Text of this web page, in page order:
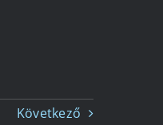
Következő